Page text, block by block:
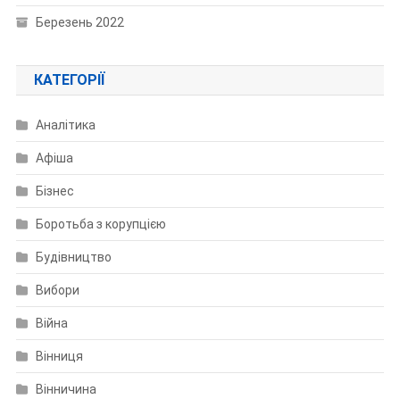
Березень 2022
КАТЕГОРІЇ
Аналітика
Афіша
Бізнес
Боротьба з корупцією
Будівництво
Вибори
Війна
Вінниця
Вінничина